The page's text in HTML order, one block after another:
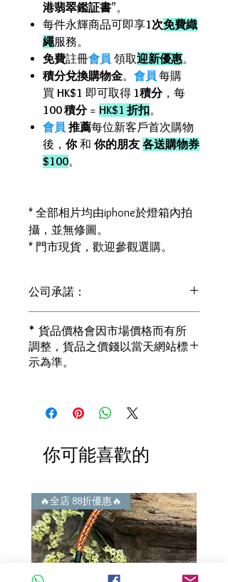
港翡翠鑑証書”。
每件永輝商品可即享1次免費織
繩服務。
免費註冊會員 領取迎新優惠。
積分兌換購物金。 會員 每購
買 HK$1 即可取得 1積分，每
100 積分= HK$1 折扣。
會員 推薦每位新客戶首次購物
後， 你和 你的朋友 各送購物券
$100。
* 全部相片均由iphone於燈箱內拍
攝，並無修圖。
* 門市現貨，歡迎參觀選購。
公司承諾：
冇加色！冇化妝！
i) 所有已鑲玉器珠寶丶玉鐲丶擺件皆 奉
送 [香港翡翠鑑証書]
i) 成色足。冇鍍金！冇包金！冇假金！
3) 顧客所花費一分一毫全部都是珠寶本
i) 無佣金！無租金！無買手費！真真正
正行內批發價。
謝絕紙上談兵。
* 貨品價格會因市場價格而有所
調整，貨品之價錢以當天網站標
示為準。
你可能喜歡的
🔥全店 88折優惠🔥